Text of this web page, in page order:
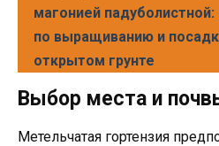
магонией
по выращиванию и
открытом грунте
Выбор места и
Метельчатая гортензия